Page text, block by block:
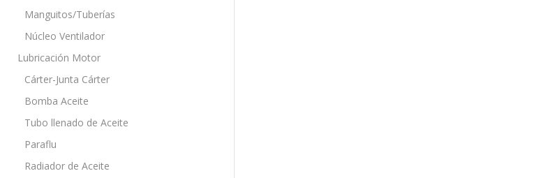
Manguitos/Tuberías
Núcleo Ventilador
Lubricación Motor
Cárter-Junta Cárter
Bomba Aceite
Tubo llenado de Aceite
Paraflu
Radiador de Aceite